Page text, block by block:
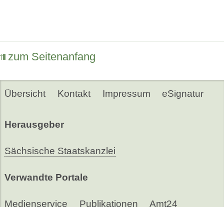
zum Seitenanfang
Übersicht Kontakt Impressum eSignatur
Herausgeber
Sächsische Staatskanzlei
Verwandte Portale
Medienservice Publikationen Amt24